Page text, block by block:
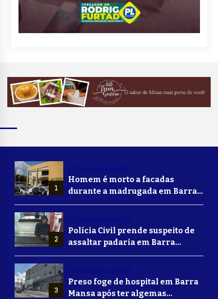
1
Homem é morto a facadas
durante a madrugada em Barra
Mansa
2
Polícia Civil prende suspeito de
assaltar padaria em Barra
Mansa
3
Preso foge de hospital em Barra
Mansa após ter algemas